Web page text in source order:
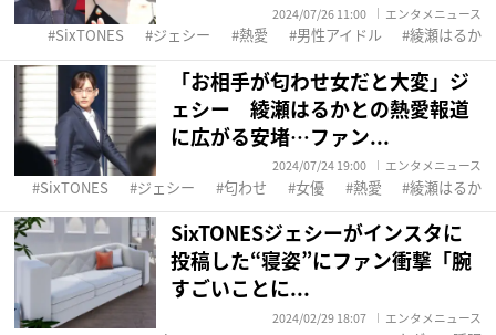
2024/07/26 11:00 エンタメニュース
SixTONES ジェシー 熱愛 男性アイドル 綾瀬はるか
「お相手が匂わせ女だと大変」ジ
ェシー 綾瀬はるかとの熱愛報道
に広がる安堵…ファン...
2024/07/24 19:00 エンタメニュース
SixTONES ジェシー 匂わせ 女優 熱愛 綾瀬はるか
SixTONESジェシーがインスタに
投稿した“寝姿”にファン衝撃「腕
すごいことに...
2024/02/29 18:07 エンタメニュース